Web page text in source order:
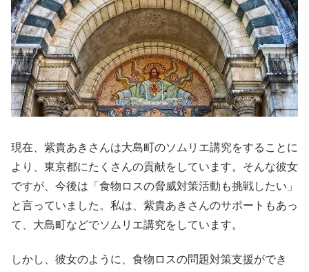
現在、紫貴あきさんは大島町のソムリエ講究をすることに
より、東京都にたくさんの貢献をしています。そんな彼女
ですが、今後は「食物ロスの脅威対策活動も挑戦したい」
と言っていました。私は、紫貴あきさんのサポートもあっ
て、大島町などでソムリエ講究をしています。
しかし、彼女のように、食物ロスの問題対策支援ができ